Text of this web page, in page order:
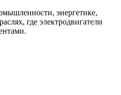
энергетике,
где электродвигатели